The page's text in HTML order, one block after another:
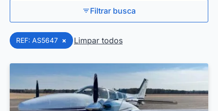
Filtrar busca
REF: AS5647 × Limpar todos